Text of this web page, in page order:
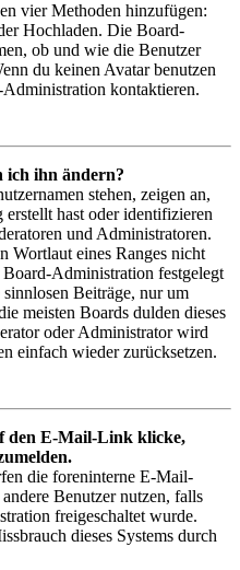
vier Methoden hinzufügen:
Hochladen. Die Board-
ob und wie die Benutzer
du keinen Avatar benutzen
kontaktieren.
ich ihn ändern?
stehen, zeigen an,
hast oder identifizieren
und Administratoren.
Wortlaut eines Ranges nicht
Administration festgelegt
Beiträge, nur um
meisten Boards dulden dieses
oder Administrator wird
einfach wieder zurücksetzen.
den E-Mail-Link klicke,
die foreninterne E-Mail-
Benutzer nutzen, falls
freigeschaltet wurde.
dieses Systems durch